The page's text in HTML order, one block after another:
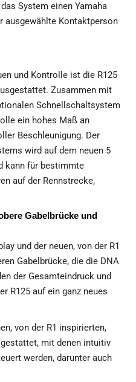
System einen Yamaha
ausgewählte Kontaktperson
und Kontrolle ist die R125
Zusammen mit
Schnellschaltsystem
ein hohes Maß an
Beschleunigung. Der
wird auf dem neuen 5
kann für bestimmte
auf der Rennstrecke,
Gabelbrücke und
und der neuen, von der R1
Gabelbrücke, die die DNA
der Gesamteindruck und
R125 auf ein ganz neues
von der R1 inspirierten,
mit denen intuitiv
werden, darunter auch